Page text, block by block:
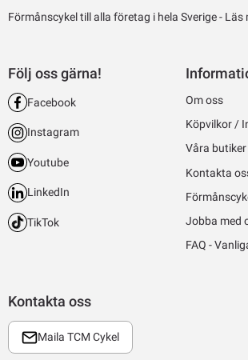
Förmånscykel till alla företag i hela Sverige - Läs
Kontakta oss
Maila TCM Cykel
Följ oss gärna!
Facebook
Instagram
Youtube
LinkedIn
TikTok
Om oss
Köpvilkor /
Våra butiker
Kontakta
Jobba med
FAQ -